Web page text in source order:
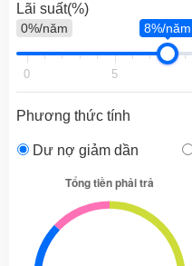
Lãi suất(%)
0%/năm 8%/năm
0 5
Phương thức tính
Dư nợ giảm dần